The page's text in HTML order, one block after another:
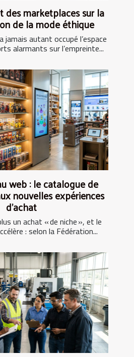
des marketplaces sur la
de la mode éthique
jamais autant occupé l’espace
alarmants sur l’empreinte...
web : le catalogue de
nouvelles expériences
d’achat
un achat « de niche », et le
: selon la Fédération...